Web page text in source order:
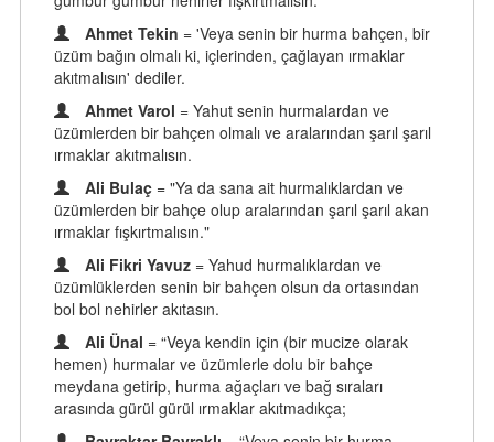
Ahmet Tekin = 'Veya senin bir hurma bahçen, bir
üzüm bağın olmalı ki, içlerinden, çağlayan ırmaklar
akıtmalısın' dediler.
Ahmet Varol = Yahut senin hurmalardan ve
üzümlerden bir bahçen olmalı ve aralarından şarıl şarıl
ırmaklar akıtmalısın.
Ali Bulaç = "Ya da sana ait hurmalıklardan ve
üzümlerden bir bahçe olup aralarından şarıl şarıl akan
ırmaklar fışkırtmalısın."
Ali Fikri Yavuz = Yahud hurmalıklardan ve
üzümlüklerden senin bir bahçen olsun da ortasından
bol bol nehirler akıtasın.
Ali Ünal = “Veya kendin için (bir mucize olarak
hemen) hurmalar ve üzümlerle dolu bir bahçe
meydana getirip, hurma ağaçları ve bağ sıraları
arasında gürül gürül ırmaklar akıtmadıkça;